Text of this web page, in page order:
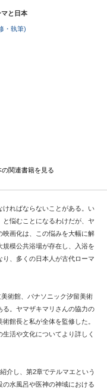
と日本
・執筆)
の関連書籍を見る
ればならないことがある。い
悩むことになるわけだが、ヤ
映画化は、この悩みを大幅に解
模公共浴場が存在し、入浴を
、多くの日本人が古代ローマ
術館、パナソニック汐留美術
。ヤマザキマリさんの協力の
館長と私が全体を監修した。
活や文化についてより詳しく
介し、第2章でテルマエという
水風呂や医神の神域における